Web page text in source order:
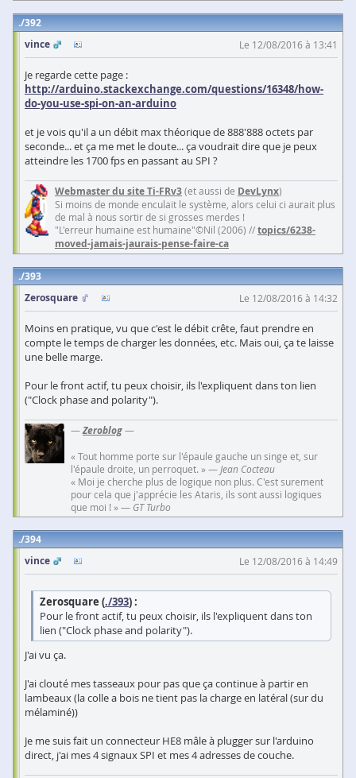
392
vince
Le 12/08/2016 à 13:41
Je regarde cette page :
http://arduino.stackexchange.com/questions/16348/how-
do-you-use-spi-on-an-arduino
et je vois qu'il a un débit max théorique de 888'888 octets par
seconde... et ça me met le doute... ça voudrait dire que je peux
atteindre les 1700 fps en passant au SPI ?
Webmaster du site Ti-FRv3(et aussi de DevLynx)
Si moins de monde enculait le système, alors celui ci aurait plus
de mal à nous sortir de si grosses merdes !
"L'erreur humaine est humaine"©Nil (2006) //topics/6238-
moved-jamais-jaurais-pense-faire-ca
393
Zerosquare
Le 12/08/2016 à 14:32
Moins en pratique, vu que c'est le débit crête, faut prendre en
compte le temps de charger les données, etc. Mais oui, ça te laisse
une belle marge.
Pour le front actif, tu peux choisir, ils l'expliquent dans ton lien
("Clock phase and polarity").
—Zeroblog—
« Tout homme porte sur l'épaule gauche un singe et, sur
l'épaule droite, un perroquet. » — Jean Cocteau
« Moi je cherche plus de logique non plus. C'est surement
pour cela que j'apprécie les Ataris, ils sont aussi logiques
que moi ! » — GT Turbo
394
vince
Le 12/08/2016 à 14:49
Zerosquare (./393) :
Pour le front actif, tu peux choisir, ils l'expliquent dans ton
lien ("Clock phase and polarity").
J'ai vu ça.
J'ai clouté mes tasseaux pour pas que ça continue à partir en
lambeaux (la colle a bois ne tient pas la charge en latéral (sur du
mélaminé))
Je me suis fait un connecteur HE8 mâle à plugger sur l'arduino
direct, j'ai mes 4 signaux SPI et mes 4 adresses de couche.